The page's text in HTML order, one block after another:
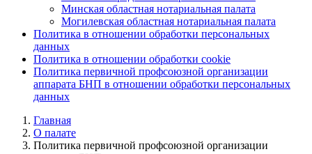
Минская областная нотариальная палата
Могилевская областная нотариальная палата
Политика в отношении обработки персональных
данных
Политика в отношении обработки cookie
Политика первичной профсоюзной организации
аппарата БНП в отношении обработки персональных
данных
Главная
О палате
Политика первичной профсоюзной организации